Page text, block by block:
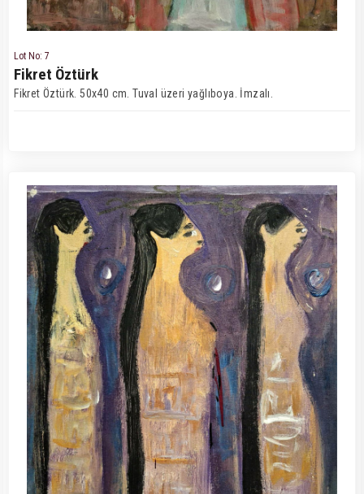
Lot No: 7
Fikret Öztürk
Fikret Öztürk. 50x40 cm. Tuval üzeri yağlıboya. İmzalı.